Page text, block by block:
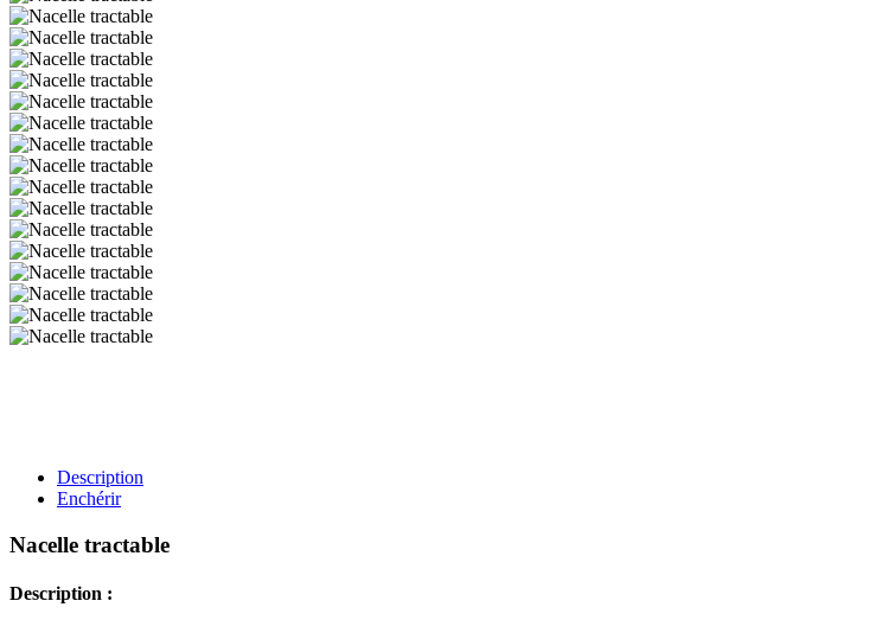
Description
Enchérir
Nacelle tractable
Description :